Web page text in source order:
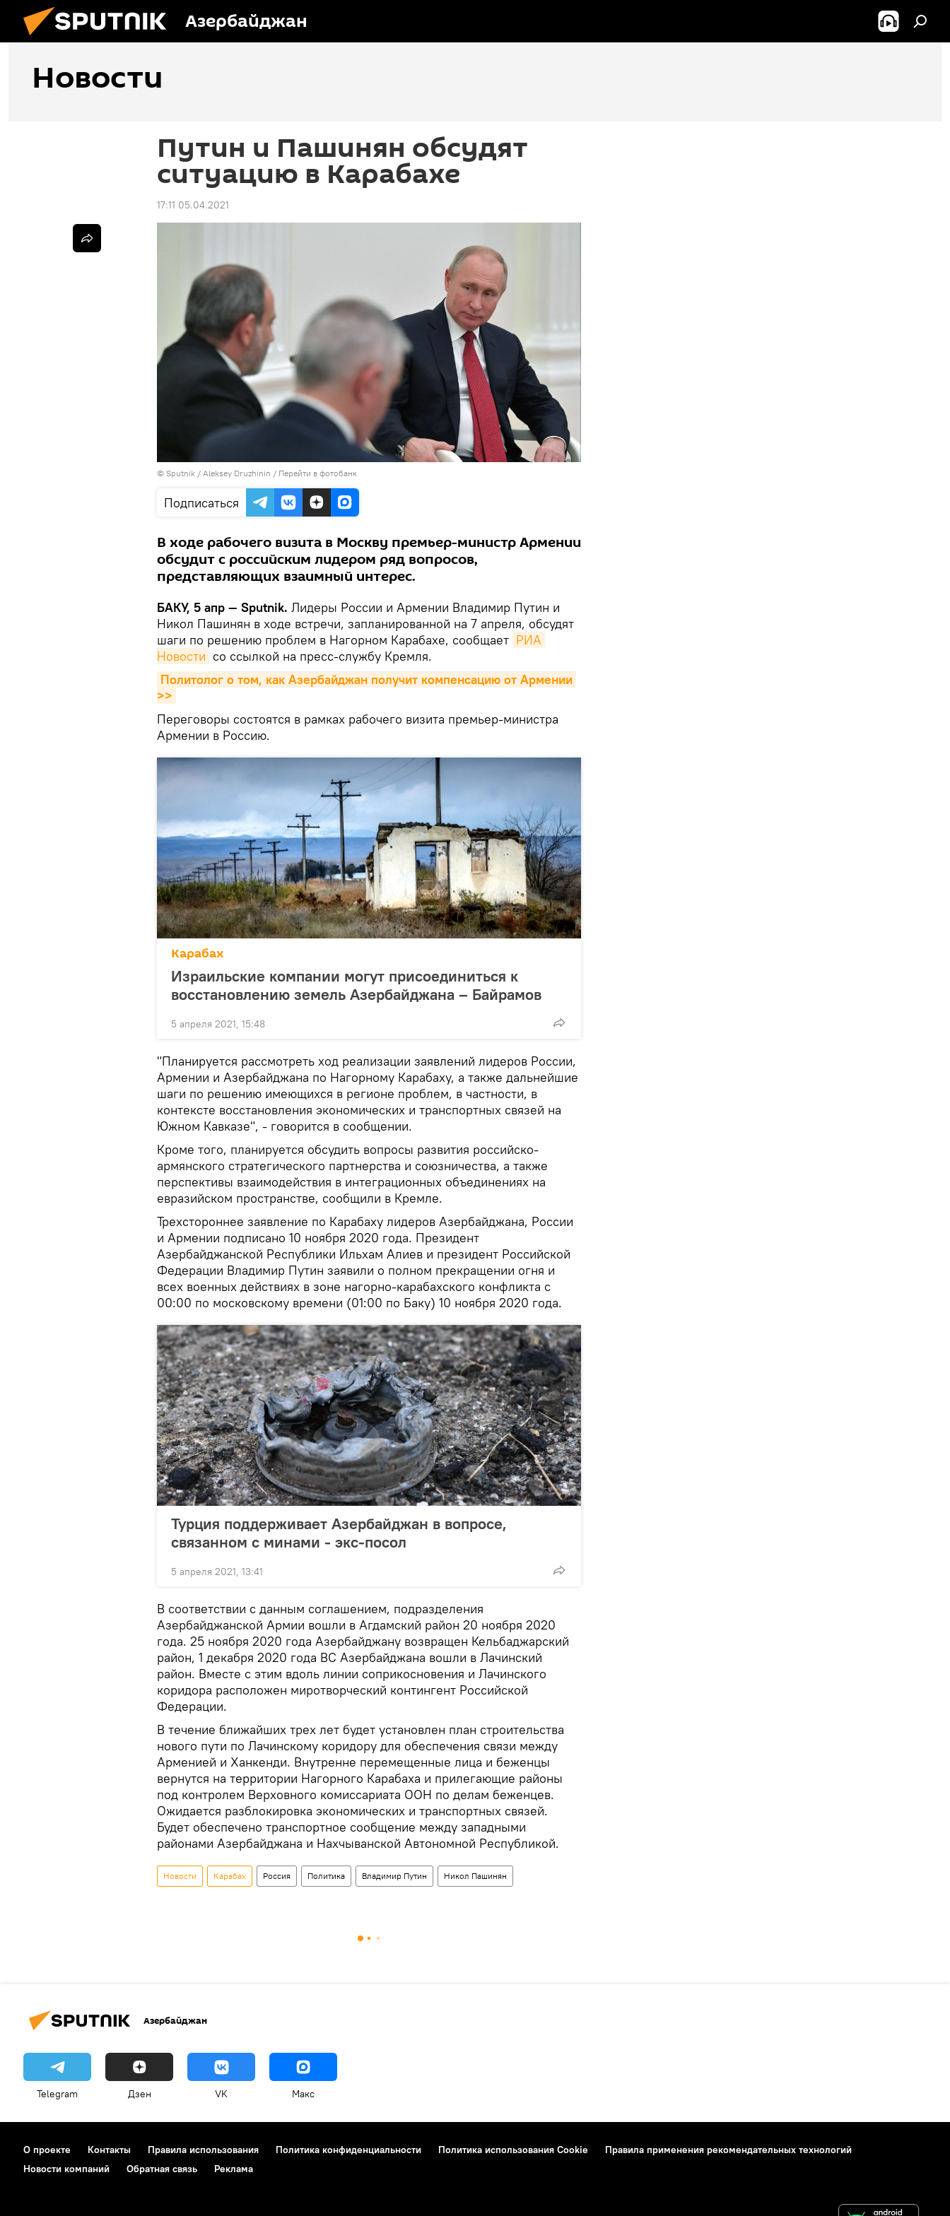
Азербайджан
Новости
Путин и Пашинян обсудят
ситуацию в Карабахе
17:11 05.04.2021
© Sputnik / Aleksey Druzhinin / Перейти в фотобанк
Подписаться
В ходе рабочего визита в Москву премьер-министр Армении
обсудит с российским лидером ряд вопросов,
представляющих взаимный интерес.
БАКУ, 5 апр — Sputnik. Лидеры России и Армении Владимир Путин и
Никол Пашинян в ходе встречи, запланированной на 7 апреля, обсудят
шаги по решению проблем в Нагорном Карабахе, сообщает РИА
Новости со ссылкой на пресс-службу Кремля.
Политолог о том, как Азербайджан получит компенсацию от Армении
>>
Переговоры состоятся в рамках рабочего визита премьер-министра
Армении в Россию.
Карабах
Израильские компании могут присоединиться к
восстановлению земель Азербайджана – Байрамов
5 апреля 2021, 15:48
"Планируется рассмотреть ход реализации заявлений лидеров России,
Армении и Азербайджана по Нагорному Карабаху, а также дальнейшие
шаги по решению имеющихся в регионе проблем, в частности, в
контексте восстановления экономических и транспортных связей на
Южном Кавказе", - говорится в сообщении.
Кроме того, планируется обсудить вопросы развития российско-
армянского стратегического партнерства и союзничества, а также
перспективы взаимодействия в интеграционных объединениях на
евразийском пространстве, сообщили в Кремле.
Трехстороннее заявление по Карабаху лидеров Азербайджана, России
и Армении подписано 10 ноября 2020 года. Президент
Азербайджанской Республики Ильхам Алиев и президент Российской
Федерации Владимир Путин заявили о полном прекращении огня и
всех военных действиях в зоне нагорно-карабахского конфликта с
00:00 по московскому времени (01:00 по Баку) 10 ноября 2020 года.
Турция поддерживает Азербайджан в вопросе,
связанном с минами - экс-посол
5 апреля 2021, 13:41
В соответствии с данным соглашением, подразделения
Азербайджанской Армии вошли в Агдамский район 20 ноября 2020
года. 25 ноября 2020 года Азербайджану возвращен Кельбаджарский
район, 1 декабря 2020 года ВС Азербайджана вошли в Лачинский
район. Вместе с этим вдоль линии соприкосновения и Лачинского
коридора расположен миротворческий контингент Российской
Федерации.
В течение ближайших трех лет будет установлен план строительства
нового пути по Лачинскому коридору для обеспечения связи между
Арменией и Ханкенди. Внутренне перемещенные лица и беженцы
вернутся на территории Нагорного Карабаха и прилегающие районы
под контролем Верховного комиссариата ООН по делам беженцев.
Ожидается разблокировка экономических и транспортных связей.
Будет обеспечено транспортное сообщение между западными
районами Азербайджана и Нахчыванской Автономной Республикой.
Новости Карабах Россия Политика Владимир Путин Никол Пашинян
Азербайджан
Telegram Дзен VK Макс
О проекте Контакты Правила использования Политика конфиденциальности Политика использования Cookie
Правила применения рекомендательных технологий
Новости компаний
Обратная связь Реклама